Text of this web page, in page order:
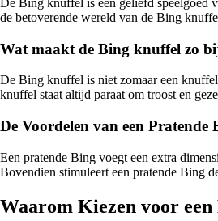
de betoverende wereld van de Bing
Wat maakt de Bing knuffel zo
De Bing knuffel is niet zomaar een
knuffel staat altijd paraat om troost en
De Voordelen van een Pratende
Een pratende Bing voegt een extra
Bovendien stimuleert een pratende Bing
Waarom Kiezen voor